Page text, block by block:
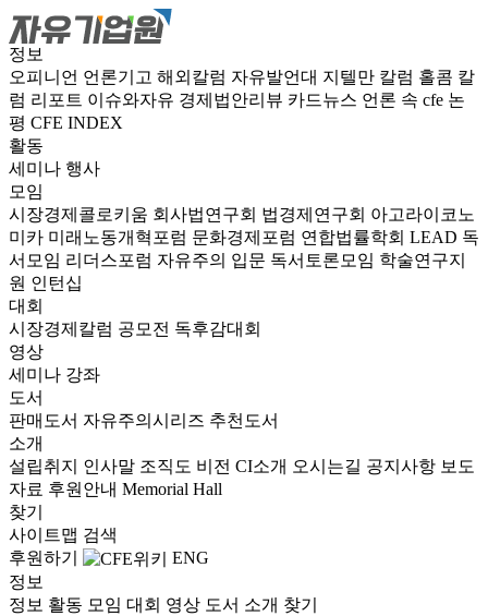
정보
오피니언 언론기고 해외칼럼 자유발언대 지텔만 칼럼 홀콤 칼
럼 리포트 이슈와자유 경제법안리뷰 카드뉴스 언론 속 cfe 논
평 CFE INDEX
활동
세미나 행사
모임
시장경제콜로키움 회사법연구회 법경제연구회 아고라이코노
미카 미래노동개혁포럼 문화경제포럼 연합법률학회 LEAD 독
서모임 리더스포럼 자유주의 입문 독서토론모임 학술연구지
원 인턴십
대회
시장경제칼럼 공모전 독후감대회
영상
세미나 강좌
도서
판매도서 자유주의시리즈 추천도서
소개
설립취지 인사말 조직도 비전 CI소개 오시는길 공지사항 보도
자료 후원안내 Memorial Hall
찾기
사이트맵 검색
후원하기
ENG
정보
정보 활동 모임 대회 영상 도서 소개 찾기